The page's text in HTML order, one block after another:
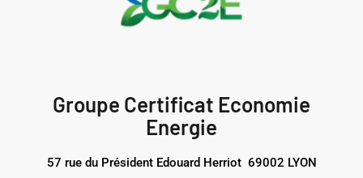
Groupe Certificat Economie
Energie
57 rue du Président Edouard Herriot 69002 LYON